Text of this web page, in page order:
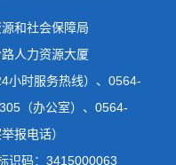
和社会保障局
人力资源大厦
小时服务热线）、0564-
（办公室）、0564-
报电话）
识码：3415000063